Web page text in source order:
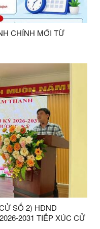
CHÍNH MỚI TỪ
SỐ 2) HĐND
2031 TIẾP XÚC CỬ